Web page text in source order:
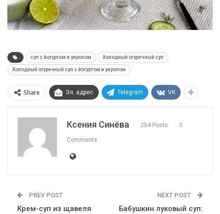
суп с йогуртом и укропом Холодный огуречный суп
Холодный огуречный суп с йогуртом и укропом
Share Эл. адрес Telegram VK
Ксения Синёва 254 Posts 0
Comments
PREV POST
Крем-суп из щавеля
NEXT POST
Бабушкин луковый суп: